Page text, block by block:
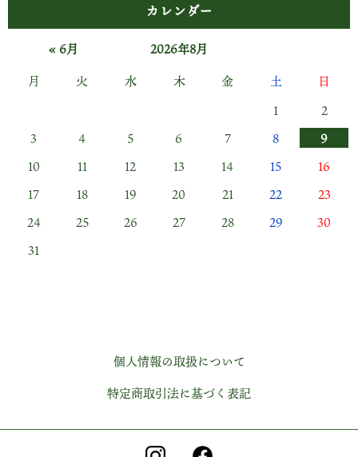
カレンダー
2026年8月
月
火 水 木 金 土
日
1
2
3
4 5 6 7 8
9
10
11 12 13 14 15
16
17
18 19 20 21 22
23
24
25 26 27 28 29
30
31
« 6月
個人情報の取扱について
特定商取引法に基づく表記